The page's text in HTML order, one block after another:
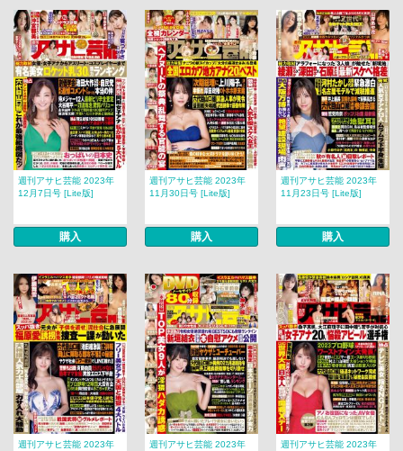
週刊アサヒ芸能 2023年
12月7日号 [Lite版]
購入
週刊アサヒ芸能 2023年
11月30日号 [Lite版]
購入
週刊アサヒ芸能 2023年
11月23日号 [Lite版]
購入
週刊アサヒ芸能 2023年
週刊アサヒ芸能 2023年
週刊アサヒ芸能 2023年